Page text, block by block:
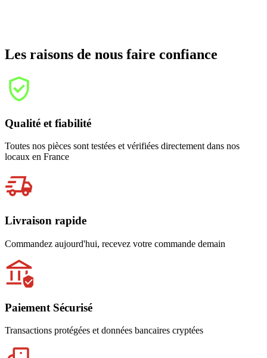
Les raisons de nous faire confiance
Qualité et fiabilité
Toutes nos pièces sont testées et vérifiées directement dans nos
locaux en France
Livraison rapide
Commandez aujourd'hui, recevez votre commande demain
Paiement Sécurisé
Transactions protégées et données bancaires cryptées